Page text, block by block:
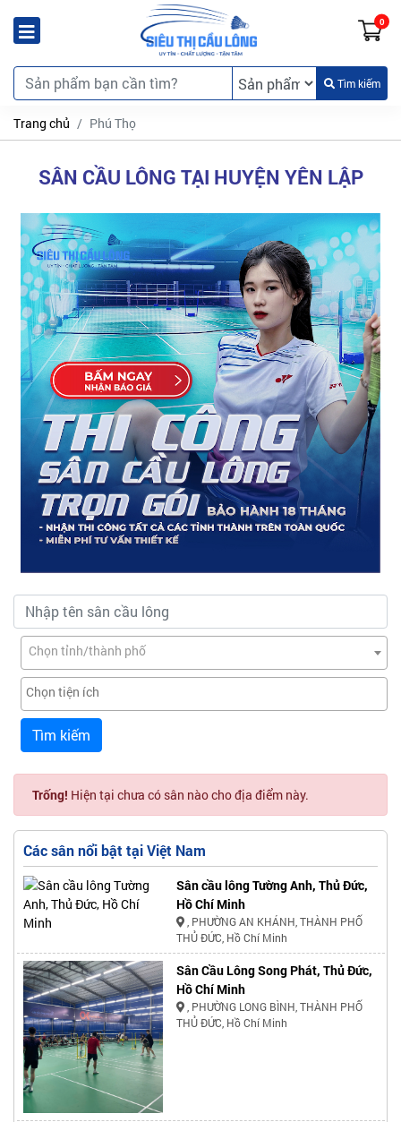
0
Tìm kiếm
Trang chủ Phú Thọ
SÂN CẦU LÔNG TẠI HUYỆN YÊN LẬP
Chọn tỉnh/thành phố
Tìm kiếm
Trống! Hiện tại chưa có sân nào cho địa điểm này.
Các sân nổi bật tại Việt Nam
Sân cầu lông Tường Anh, Thủ Đức,
Hồ Chí Minh
, PHƯỜNG AN KHÁNH, THÀNH PHỐ
THỦ ĐỨC, Hồ Chí Minh
Sân Cầu Lông Song Phát, Thủ Đức,
Hồ Chí Minh
, PHƯỜNG LONG BÌNH, THÀNH PHỐ
THỦ ĐỨC, Hồ Chí Minh